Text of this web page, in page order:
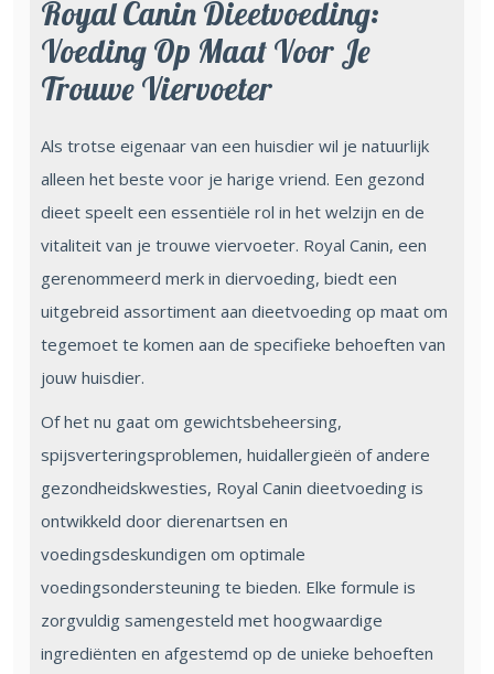
Royal Canin Dieetvoeding:
Voeding Op Maat Voor Je
Trouwe Viervoeter
Als trotse eigenaar van een huisdier wil je natuurlijk
alleen het beste voor je harige vriend. Een gezond
dieet speelt een essentiële rol in het welzijn en de
vitaliteit van je trouwe viervoeter. Royal Canin, een
gerenommeerd merk in diervoeding, biedt een
uitgebreid assortiment aan dieetvoeding op maat om
tegemoet te komen aan de specifieke behoeften van
jouw huisdier.
Of het nu gaat om gewichtsbeheersing,
spijsverteringsproblemen, huidallergieën of andere
gezondheidskwesties, Royal Canin dieetvoeding is
ontwikkeld door dierenartsen en
voedingsdeskundigen om optimale
voedingsondersteuning te bieden. Elke formule is
zorgvuldig samengesteld met hoogwaardige
ingrediënten en afgestemd op de unieke behoeften